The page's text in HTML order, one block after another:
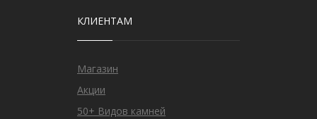
КЛИЕНТАМ
Магазин
Акции
50+ Видов камней